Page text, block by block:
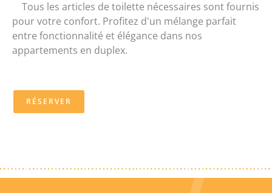
Tous les articles de toilette nécessaires sont fournis
pour votre confort. Profitez d'un mélange parfait
entre fonctionnalité et élégance dans nos
appartements en duplex.
RÉSERVER